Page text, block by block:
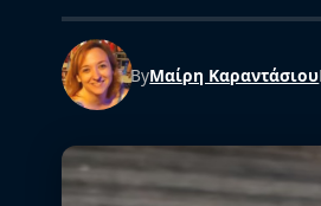
ByΜαίρη Καραντάσιου